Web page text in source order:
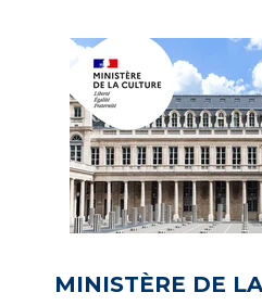
MINISTÈRE DE